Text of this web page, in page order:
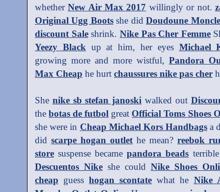
whetherNew Air Max 2017 willingly or not.
Original Ugg Bootsshe didDoudoune
discount Saleshrink. Nike Pas Cher Femme
Yeezy Blackup at him, her eyes Michael
growing more and more wistful, Pandora
Max Cheap he hurt chaussures nike pas cher
She nike sb stefan janoski walked out
thebotas de futbol great Official Toms Shoes
she were in Cheap Michael Kors Handbags a
did scarpe hogan outlethe mean? reebok
store suspense becamepandora beads
Descuentos Nike she could Nike Shoes
cheap guesshogan scontate what he Nike